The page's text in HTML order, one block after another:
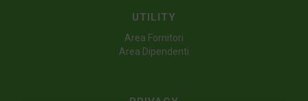
UTILITY
Area Fornitori
Area Dipendenti